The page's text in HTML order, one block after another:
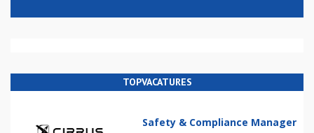
TOPVACATURES
Safety & Compliance Manager